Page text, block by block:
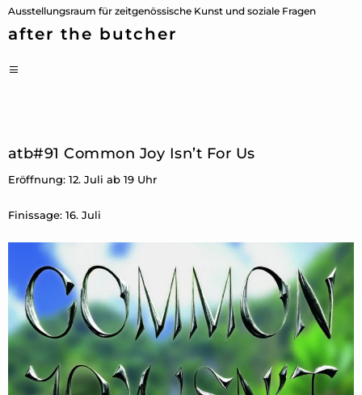
Ausstellungsraum für zeitgenössische Kunst und soziale Fragen
after the butcher
Zum
Inhalt
atb#91 Common Joy Isn’t For Us
Eröffnung: 12. Juli ab 19 Uhr
Finissage: 16. Juli